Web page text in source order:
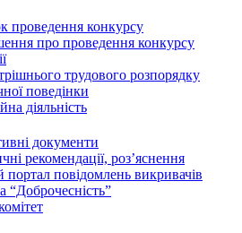
проведення конкурсу
про проведення конкурсу
трудового розпорядку
поведінки
діяльність
документи
рекомендації, роз’яснення
повідомлень викривачів
“Доброчесність”